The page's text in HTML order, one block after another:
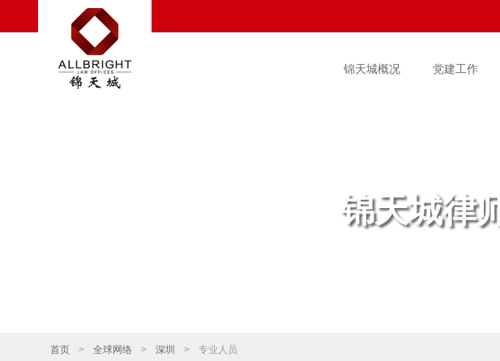
锦天城概况 党建工作
锦天城律
首页 > 全球网络 > 深圳 > 专业人员